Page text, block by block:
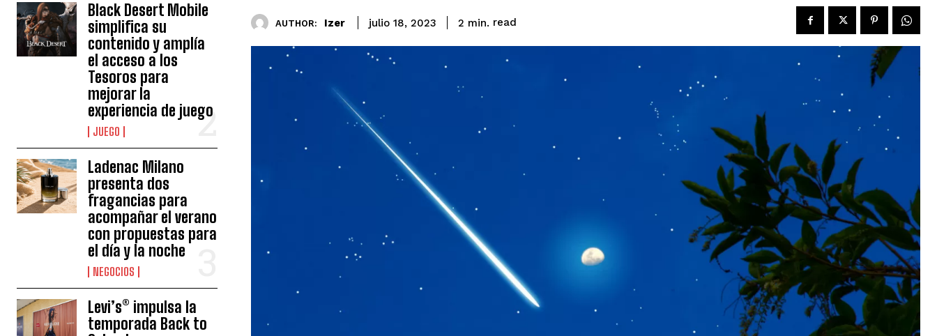
Black Desert Mobile
simplifica su
contenido y amplía
el acceso a los
Tesoros para
mejorar la
experiencia de juego
JUEGO
Ladenac Milano
presenta dos
fragancias para
acompañar el verano
con propuestas para
el día y la noche
NEGOCIOS
Levi’s® impulsa la
temporada Back to
AUTHOR: Izer julio 18, 2023 2 min. read